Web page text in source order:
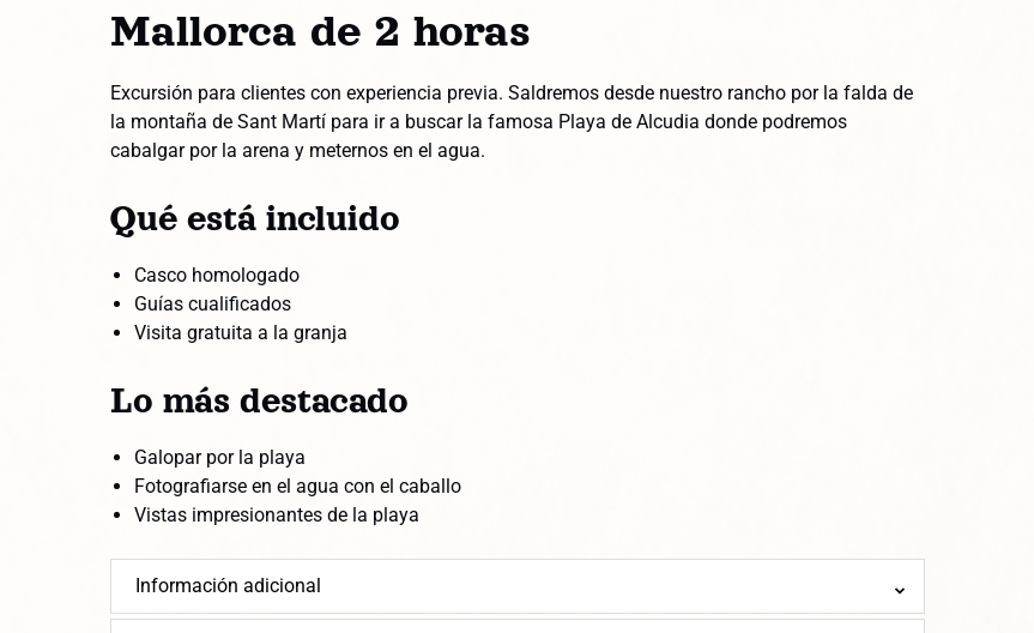
Mallorca de 2 horas
Excursión para clientes con experiencia previa. Saldremos desde nuestro rancho por la falda de
la montaña de Sant Martí para ir a buscar la famosa Playa de Alcudia donde podremos
cabalgar por la arena y meternos en el agua.
Qué está incluido
Casco homologado
Guías cualificados
Visita gratuita a la granja
Lo más destacado
Galopar por la playa
Fotografiarse en el agua con el caballo
Vistas impresionantes de la playa
Información adicional